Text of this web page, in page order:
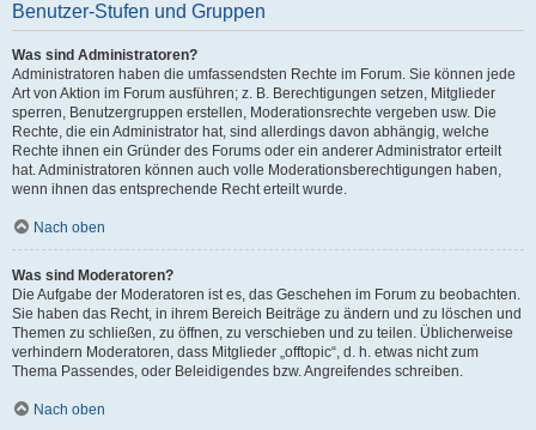
Benutzer-Stufen und Gruppen
Was sind Administratoren?
Administratoren haben die umfassendsten Rechte im Forum. Sie können jede
Art von Aktion im Forum ausführen; z. B. Berechtigungen setzen, Mitglieder
sperren, Benutzergruppen erstellen, Moderationsrechte vergeben usw. Die
Rechte, die ein Administrator hat, sind allerdings davon abhängig, welche
Rechte ihnen ein Gründer des Forums oder ein anderer Administrator erteilt
hat. Administratoren können auch volle Moderationsberechtigungen haben,
wenn ihnen das entsprechende Recht erteilt wurde.
Nach oben
Was sind Moderatoren?
Die Aufgabe der Moderatoren ist es, das Geschehen im Forum zu beobachten.
Sie haben das Recht, in ihrem Bereich Beiträge zu ändern und zu löschen und
Themen zu schließen, zu öffnen, zu verschieben und zu teilen. Üblicherweise
verhindern Moderatoren, dass Mitglieder „offtopic“, d. h. etwas nicht zum
Thema Passendes, oder Beleidigendes bzw. Angreifendes schreiben.
Nach oben